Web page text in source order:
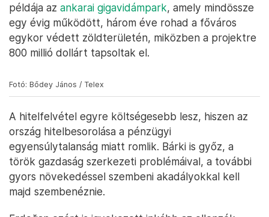
példája az ankarai gigavidámpark, amely mindössze
egy évig működött, három éve rohad a főváros
egykor védett zöldterületén, miközben a projektre
800 millió dollárt tapsoltak el.